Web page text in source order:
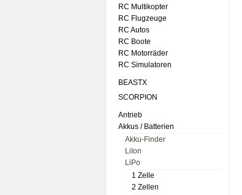
RC Multikopter
RC Flugzeuge
RC Autos
RC Boote
RC Motorräder
RC Simulatoren
BEASTX
SCORPION
Antrieb
Akkus / Batterien
Akku-Finder
LiIon
LiPo
1 Zelle
2 Zellen